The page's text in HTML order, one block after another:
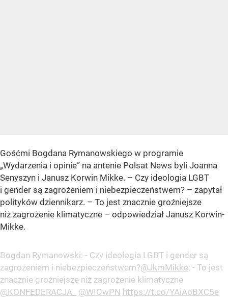
Gośćmi Bogdana Rymanowskiego w programie
„Wydarzenia i opinie” na antenie Polsat News byli Joanna
Senyszyn i Janusz Korwin Mikke. – Czy ideologia LGBT
i gender są zagrożeniem i niebezpieczeństwem? – zapytał
polityków dziennikarz. – To jest znacznie groźniejsze
niż zagrożenie klimatyczne – odpowiedział Janusz Korwin-
Mikke.
Bogdan Rymanowski: - Czy ideologia LGBT i gender są
zagrożeniem i niebezpieczeństwem?@JkmMikke: - To jest
znacznie groźniejsze niż zagrożenie klimatyczne
@KONFEDERACJA_
@WIOwPN https://t.co/YAiAoBXC5e